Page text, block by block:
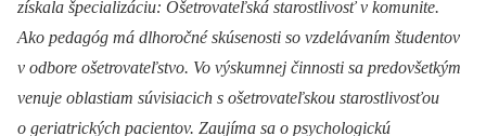
získala špecializáciu: Ošetrovateľská starostlivosť v komunite.
Ako pedagóg má dlhoročné skúsenosti so vzdelávaním študentov
v odbore ošetrovateľstvo. Vo výskumnej činnosti sa predovšetkým
venuje oblastiam súvisiacich s ošetrovateľskou starostlivosťou
o geriatrických pacientov. Zaujíma sa o psychologickú